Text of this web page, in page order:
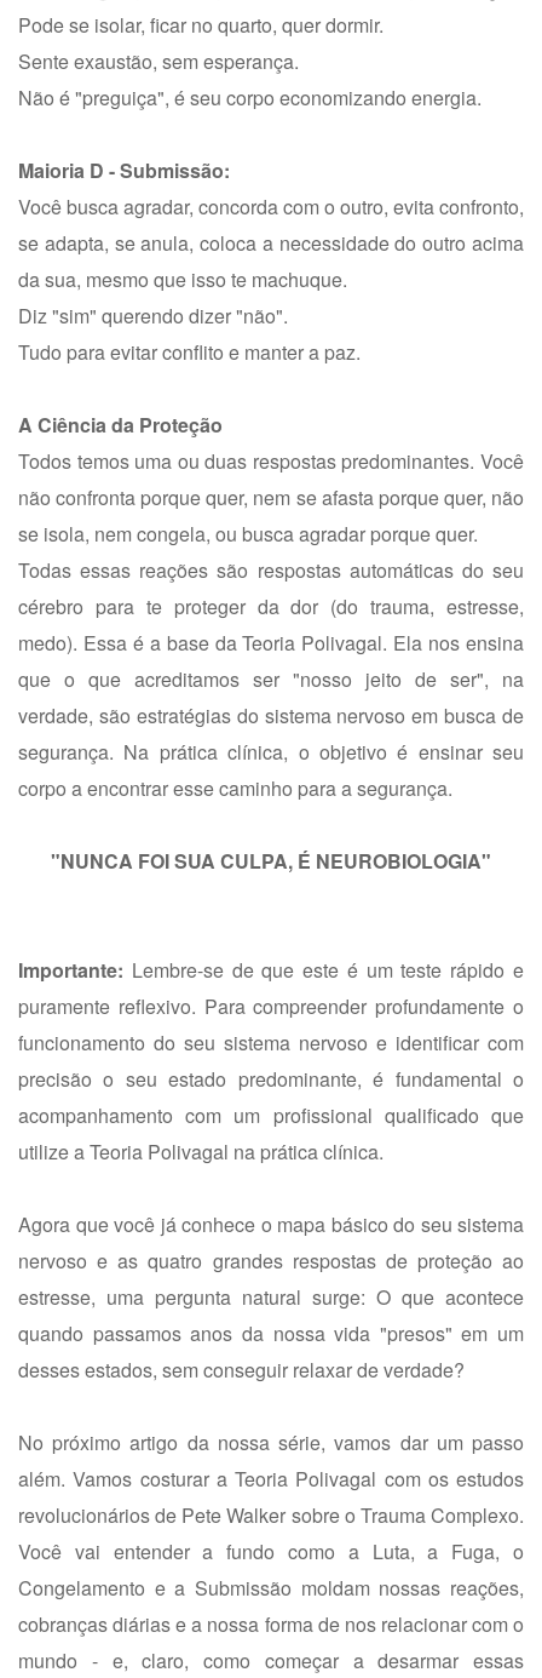
Pode se isolar, ficar no quarto, quer dormir.
Sente exaustão, sem esperança.
Não é "preguiça", é seu corpo economizando energia.
Maioria D - Submissão:
Você busca agradar, concorda com o outro, evita confronto,
se adapta, se anula, coloca a necessidade do outro acima
da sua, mesmo que isso te machuque.
Diz "sim" querendo dizer "não".
Tudo para evitar conflito e manter a paz.
A Ciência da Proteção
Todos temos uma ou duas respostas predominantes. Você
não confronta porque quer, nem se afasta porque quer, não
se isola, nem congela, ou busca agradar porque quer.
Todas essas reações são respostas automáticas do seu
cérebro para te proteger da dor (do trauma, estresse,
medo). Essa é a base da Teoria Polivagal. Ela nos ensina
que o que acreditamos ser "nosso jeito de ser", na
verdade, são estratégias do sistema nervoso em busca de
segurança. Na prática clínica, o objetivo é ensinar seu
corpo a encontrar esse caminho para a segurança.
"NUNCA FOI SUA CULPA, É NEUROBIOLOGIA"
Importante: Lembre-se de que este é um teste rápido e
puramente reflexivo. Para compreender profundamente o
funcionamento do seu sistema nervoso e identificar com
precisão o seu estado predominante, é fundamental o
acompanhamento com um profissional qualificado que
utilize a Teoria Polivagal na prática clínica.
Agora que você já conhece o mapa básico do seu sistema
nervoso e as quatro grandes respostas de proteção ao
estresse, uma pergunta natural surge: O que acontece
quando passamos anos da nossa vida "presos" em um
desses estados, sem conseguir relaxar de verdade?
No próximo artigo da nossa série, vamos dar um passo
além. Vamos costurar a Teoria Polivagal com os estudos
revolucionários de Pete Walker sobre o Trauma Complexo.
Você vai entender a fundo como a Luta, a Fuga, o
Congelamento e a Submissão moldam nossas reações,
cobranças diárias e a nossa forma de nos relacionar com o
mundo - e, claro, como começar a desarmar essas